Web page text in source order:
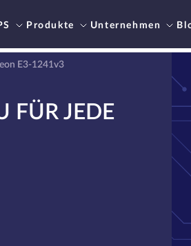
Produkte Unternehmen
E3-1241v3
FÜR JEDE